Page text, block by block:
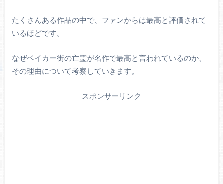
たくさんある作品の中で、ファンからは最高と評価されて
いるほどです。
なぜベイカー街の亡霊が名作で最高と言われているのか、
その理由について考察していきます。
スポンサーリンク